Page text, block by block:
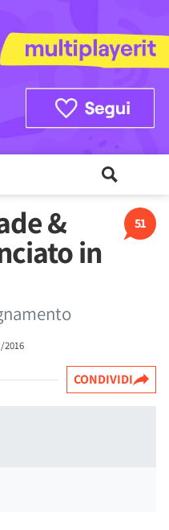
51
&
in
2016
CONDIVIDI